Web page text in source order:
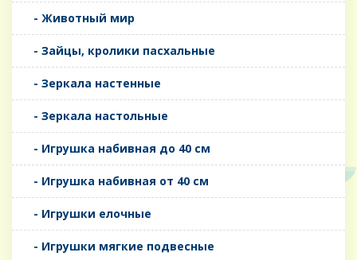
- Животный мир
- Зайцы, кролики пасхальные
- Зеркала настенные
- Зеркала настольные
- Игрушка набивная до 40 см
- Игрушка набивная от 40 см
- Игрушки елочные
- Игрушки мягкие подвесные